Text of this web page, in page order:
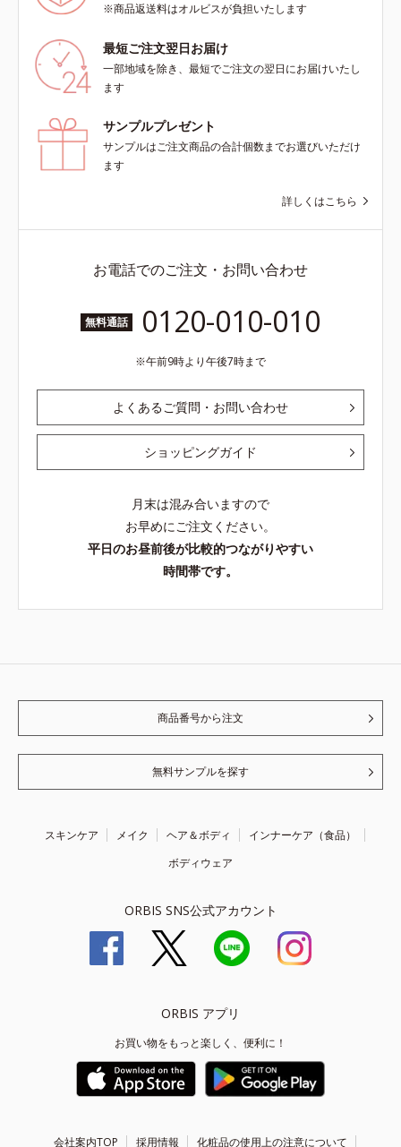
※商品返送料はオルビスが負担いたします
最短ご注文翌日お届け
一部地域を除き、最短でご注文の翌日にお届けいたし
ます
サンプルプレゼント
サンプルはご注文商品の合計個数までお選びいただけ
ます
詳しくはこちら
お電話でのご注文・お問い合わせ
無料通話 0120-010-010
午前9時より午後7時まで
よくあるご質問・お問い合わせ
ショッピングガイド
月末は混み合いますので
お早めにご注文ください。
平日のお昼前後が比較的つながりやすい
時間帯です。
商品番号から注文
無料サンプルを探す
スキンケア メイク ヘア＆ボディ
インナーケア（食品）
ボディウェア
ORBIS SNS公式アカウント
ORBIS アプリ
お買い物をもっと楽しく、便利に！
会社案内TOP 採用情報 化粧品の使用上の注意について